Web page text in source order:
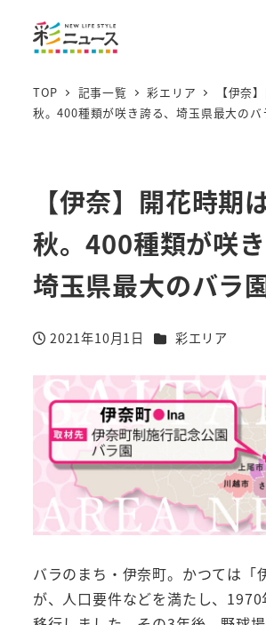
TOP 記事一覧 彩エリア
【伊奈
秋。400種類が咲き誇る、埼玉県最大のバ
【伊奈】開花時期
秋。400種類が咲き
埼玉県最大のバラ
投稿日
2021年10月1日 カテゴリー
彩エリア
バラのまち・伊奈町。かつては「
が、人口要件などを満たし、1970